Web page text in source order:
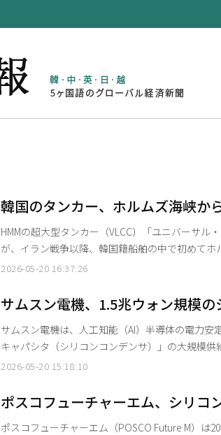
韓国のタンカー、ホルムズ海峡
を積んで蔚山港に入港予定
HMMの超大型タンカー（VLCC）「ユニバーサル
が、イラン戦争以降、韓国籍船舶の中で初めて
る。 20日、海運業界によると、ユニバーサル・ウィナー号は原油200万バレルを積み、同日
に蔚山（ウルサン）港に入港する予定で、積み込
給されると伝えられている。
2026-05-20 16:37:26
サムスン電機、1.5兆ウォン規模
サムスン電機は、人工知能（AI）半導体の電力
キャパシタ（シリコンコンデンサ）」の大規模
の攻略に拍車をかける。 サムスン電機は20日、グローバルな大手企業を対象に約1兆5千億
日から2028年12月31日までの2年間である。 今回の契約は、サムスン電機が新たな成長エン
ジンとして育成してきたシリコンキャパシタ事
2026-05-20 15:18:10
ポスコフューチャーエム、シリ
グローバル競争力↑
ポスコフューチャーエム（POSCO Future M）は